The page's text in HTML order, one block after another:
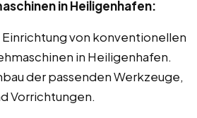
in Heiligenhafen:
von konventionellen
in Heiligenhafen.
der passenden Werkzeuge,
Vorrichtungen.